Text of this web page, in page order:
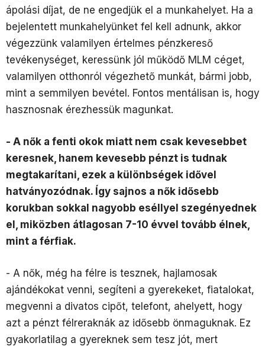
ápolási díjat, de ne engedjük el a munkahelyet. Ha a
bejelentett munkahelyünket fel kell adnunk, akkor
végezzünk valamilyen értelmes pénzkereső
tevékenységet, keressünk jól működő MLM céget,
valamilyen otthonról végezhető munkát, bármi jobb,
mint a semmilyen bevétel. Fontos mentálisan is, hogy
hasznosnak érezhessük magunkat.
- A nők a fenti okok miatt nem csak kevesebbet
keresnek, hanem kevesebb pénzt is tudnak
megtakarítani, ezek a különbségek idővel
hatványozódnak. Így sajnos a nők idősebb
korukban sokkal nagyobb eséllyel szegényednek
el, miközben átlagosan 7-10 évvel tovább élnek,
mint a férfiak.
- A nők, még ha félre is tesznek, hajlamosak
ajándékokat venni, segíteni a gyerekeket, fiatalokat,
megvenni a divatos cipőt, telefont, ahelyett, hogy
azt a pénzt félreraknák az idősebb önmaguknak. Ez
gyakorlatilag a gyereknek sem tesz jót, mert